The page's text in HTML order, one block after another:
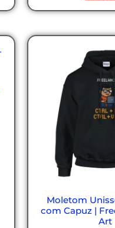
Moletom
com Capuz |
Art